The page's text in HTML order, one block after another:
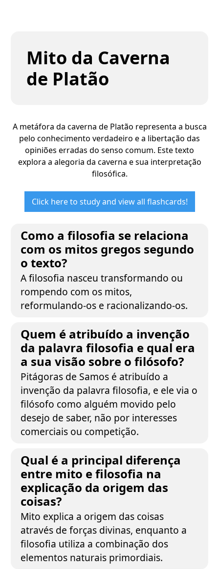
Mito da Caverna
de Platão
A metáfora da caverna de Platão representa a busca
pelo conhecimento verdadeiro e a libertação das
opiniões erradas do senso comum. Este texto
explora a alegoria da caverna e sua interpretação
filosófica.
Click here to study and view all flashcards!
Como a filosofia se relaciona
com os mitos gregos segundo
o texto?
A filosofia nasceu transformando ou
rompendo com os mitos,
reformulando-os e racionalizando-os.
Quem é atribuído a invenção
da palavra filosofia e qual era
a sua visão sobre o filósofo?
Pitágoras de Samos é atribuído a
invenção da palavra filosofia, e ele via o
filósofo como alguém movido pelo
desejo de saber, não por interesses
comerciais ou competição.
Qual é a principal diferença
entre mito e filosofia na
explicação da origem das
coisas?
Mito explica a origem das coisas
através de forças divinas, enquanto a
filosofia utiliza a combinação dos
elementos naturais primordiais.